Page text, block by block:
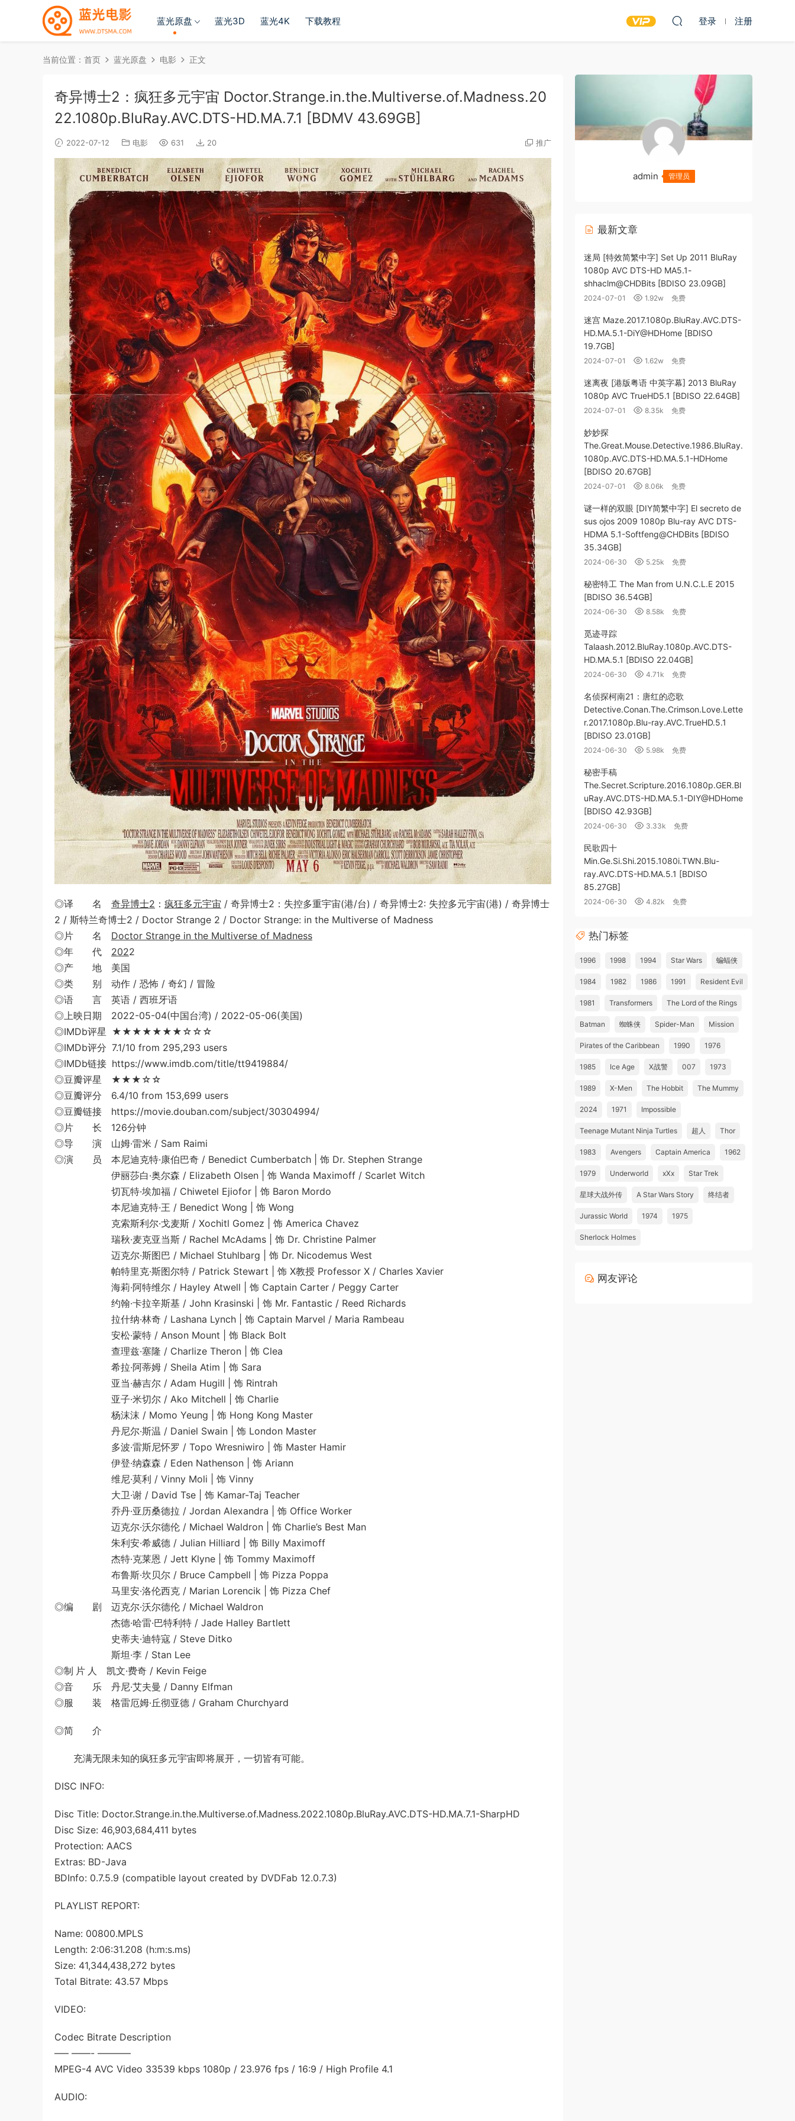
蓝光原盘 蓝光3D 蓝光4K 下载教程 登录 注册
当前位置： 首页 蓝光原盘 电影 正文
奇异博士2：疯狂多元宇宙 Doctor.Strange.in.the.Multiverse.of.Madness.20
22.1080p.BluRay.AVC.DTS-HD.MA.7.1 [BDMV 43.69GB]
2022-07-12 电影 631 20 推广
◎译 名 奇异博士2 ： 疯狂多元宇宙 / 奇异博士2：失控多重宇宙(港/台) / 奇异博士2: 失控多元宇宙(港) / 奇异博士
2 / 斯特兰奇博士2 / Doctor Strange 2 / Doctor Strange: in the Multiverse of Madness
◎片 名 Doctor Strange in the Multiverse of Madness
◎年 代 2022
◎产 地 美国
◎类 别 动作 / 恐怖 / 奇幻 / 冒险
◎语 言 英语 / 西班牙语
◎上映日期 2022-05-04(中国台湾) / 2022-05-06(美国)
◎IMDb评星 ★★★★★★★☆☆☆
◎IMDb评分 7.1/10 from 295,293 users
◎IMDb链接 https://www.imdb.com/title/tt9419884/
◎豆瓣评星 ★★★☆☆
◎豆瓣评分 6.4/10 from 153,699 users
◎豆瓣链接 https://movie.douban.com/subject/30304994/
◎片 长 126分钟
◎导 演 山姆·雷米 / Sam Raimi
◎演 员 本尼迪克特·康伯巴奇 / Benedict Cumberbatch | 饰 Dr. Stephen Strange
伊丽莎白·奥尔森 / Elizabeth Olsen | 饰 Wanda Maximoff / Scarlet Witch
切瓦特·埃加福 / Chiwetel Ejiofor | 饰 Baron Mordo
本尼迪克特·王 / Benedict Wong | 饰 Wong
克索斯利尔·戈麦斯 / Xochitl Gomez | 饰 America Chavez
瑞秋·麦克亚当斯 / Rachel McAdams | 饰 Dr. Christine Palmer
迈克尔·斯图巴 / Michael Stuhlbarg | 饰 Dr. Nicodemus West
帕特里克·斯图尔特 / Patrick Stewart | 饰 X教授 Professor X / Charles Xavier
海莉·阿特维尔 / Hayley Atwell | 饰 Captain Carter / Peggy Carter
约翰·卡拉辛斯基 / John Krasinski | 饰 Mr. Fantastic / Reed Richards
拉什纳·林奇 / Lashana Lynch | 饰 Captain Marvel / Maria Rambeau
安松·蒙特 / Anson Mount | 饰 Black Bolt
查理兹·塞隆 / Charlize Theron | 饰 Clea
希拉·阿蒂姆 / Sheila Atim | 饰 Sara
亚当·赫吉尔 / Adam Hugill | 饰 Rintrah
亚子·米切尔 / Ako Mitchell | 饰 Charlie
杨沫沫 / Momo Yeung | 饰 Hong Kong Master
丹尼尔·斯温 / Daniel Swain | 饰 London Master
多波·雷斯尼怀罗 / Topo Wresniwiro | 饰 Master Hamir
伊登·纳森森 / Eden Nathenson | 饰 Ariann
维尼·莫利 / Vinny Moli | 饰 Vinny
大卫·谢 / David Tse | 饰 Kamar-Taj Teacher
乔丹·亚历桑德拉 / Jordan Alexandra | 饰 Office Worker
迈克尔·沃尔德伦 / Michael Waldron | 饰 Charlie’s Best Man
朱利安·希威德 / Julian Hilliard | 饰 Billy Maximoff
杰特·克莱恩 / Jett Klyne | 饰 Tommy Maximoff
布鲁斯·坎贝尔 / Bruce Campbell | 饰 Pizza Poppa
马里安·洛伦西克 / Marian Lorencik | 饰 Pizza Chef
◎编 剧 迈克尔·沃尔德伦 / Michael Waldron
杰德·哈雷·巴特利特 / Jade Halley Bartlett
史蒂夫·迪特寇 / Steve Ditko
斯坦·李 / Stan Lee
◎制 片 人 凯文·费奇 / Kevin Feige
◎音 乐 丹尼·艾夫曼 / Danny Elfman
◎服 装 格雷厄姆·丘彻亚德 / Graham Churchyard
◎简 介
充满无限未知的疯狂多元宇宙即将展开，一切皆有可能。
DISC INFO:
Disc Title: Doctor.Strange.in.the.Multiverse.of.Madness.2022.1080p.BluRay.AVC.DTS-HD.MA.7.1-SharpHD
Disc Size: 46,903,684,411 bytes
Protection: AACS
Extras: BD-Java
BDInfo: 0.7.5.9 (compatible layout created by DVDFab 12.0.7.3)
PLAYLIST REPORT:
Name: 00800.MPLS
Length: 2:06:31.208 (h:m:s.ms)
Size: 41,344,438,272 bytes
Total Bitrate: 43.57 Mbps
VIDEO:
Codec Bitrate Description
—– ——- ———–
MPEG-4 AVC Video 33539 kbps 1080p / 23.976 fps / 16:9 / High Profile 4.1
AUDIO:
admin 管理员
最新文章
迷局 [特效简繁中字] Set Up 2011 BluRay
1080p AVC DTS-HD MA5.1-
shhaclm@CHDBits [BDISO 23.09GB]
2024-07-01 1.92w 免费
迷宫 Maze.2017.1080p.BluRay.AVC.DTS-
HD.MA.5.1-DiY@HDHome [BDISO
19.7GB]
2024-07-01 1.62w 免费
迷离夜 [港版粤语 中英字幕] 2013 BluRay
1080p AVC TrueHD5.1 [BDISO 22.64GB]
2024-07-01 8.35k 免费
妙妙探
The.Great.Mouse.Detective.1986.BluRay.
1080p.AVC.DTS-HD.MA.5.1-HDHome
[BDISO 20.67GB]
2024-07-01 8.06k 免费
谜一样的双眼 [DIY简繁中字] El secreto de
sus ojos 2009 1080p Blu-ray AVC DTS-
HDMA 5.1-Softfeng@CHDBits [BDISO
35.34GB]
2024-06-30 5.25k 免费
秘密特工 The Man from U.N.C.L.E 2015
[BDISO 36.54GB]
2024-06-30 8.58k 免费
觅迹寻踪
Talaash.2012.BluRay.1080p.AVC.DTS-
HD.MA.5.1 [BDISO 22.04GB]
2024-06-30 4.71k 免费
名侦探柯南21：唐红的恋歌
Detective.Conan.The.Crimson.Love.Lette
r.2017.1080p.Blu-ray.AVC.TrueHD.5.1
[BDISO 23.01GB]
2024-06-30 5.98k 免费
秘密手稿
The.Secret.Scripture.2016.1080p.GER.Bl
uRay.AVC.DTS-HD.MA.5.1-DIY@HDHome
[BDISO 42.93GB]
2024-06-30 3.33k 免费
民歌四十
Min.Ge.Si.Shi.2015.1080i.TWN.Blu-
ray.AVC.DTS-HD.MA.5.1 [BDISO
85.27GB]
2024-06-30 4.82k 免费
热门标签
1996 1998 1994 Star Wars 蝙蝠侠
1984 1982 1986 1991 Resident Evil
1981 Transformers The Lord of the Rings
Batman 蜘蛛侠 Spider-Man Mission
Pirates of the Caribbean 1990 1976
1985 Ice Age X战警 007 1973
1989 X-Men The Hobbit The Mummy
2024 1971 Impossible
Teenage Mutant Ninja Turtles 超人 Thor
1983 Avengers Captain America 1962
1979 Underworld xXx Star Trek
星球大战外传 A Star Wars Story 终结者
Jurassic World 1974 1975
Sherlock Holmes
网友评论